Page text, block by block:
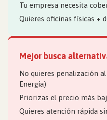
Tu empresa necesita
Quieres oficinas físicas +
Mejor busca
No quieres penalización
Energía)
Priorizas el precio más
Quieres atención rápida